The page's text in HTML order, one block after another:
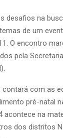
desafios na
de um
O encontro
pela
com as
pré-natal
acontece na
dos distritos